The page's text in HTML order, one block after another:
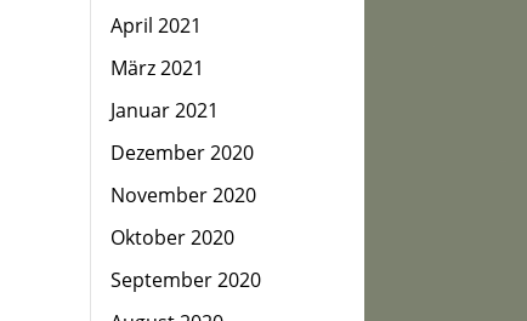
April 2021
März 2021
Januar 2021
Dezember 2020
November 2020
Oktober 2020
September 2020